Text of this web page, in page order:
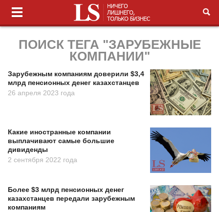
ПОИСК ТЕГА "ЗАРУБЕЖНЫЕ
КОМПАНИИ"
Зарубежным компаниям доверили $3,4
млрд пенсионных денег казахстанцев
26 апреля 2023 года
Какие иностранные компании
выплачивают самые большие
дивиденды
2 сентября 2022 года
Более $3 млрд пенсионных денег
казахстанцев передали зарубежным
компаниям